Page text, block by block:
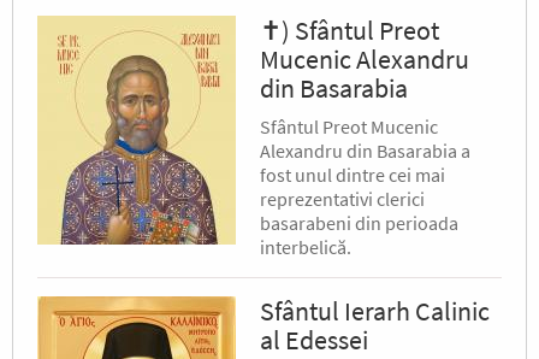
✝) Sfântul Preot
Mucenic Alexandru
din Basarabia
Sfântul Preot Mucenic
Alexandru din Basarabia a
fost unul dintre cei mai
reprezentativi clerici
basarabeni din perioada
interbelică.
Sfântul Ierarh Calinic
al Edessei